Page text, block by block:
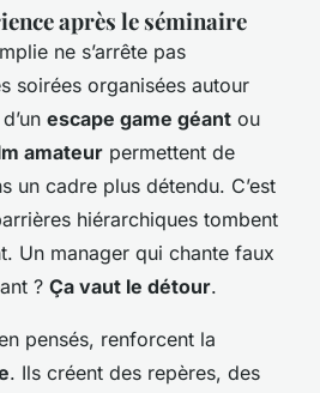
après le séminaire
ne s’arrête pas
soirées organisées autour
escape game géant ou
amateur permettent de
un cadre plus détendu. C’est
hiérarchiques tombent
Un manager qui chante faux
? Ça vaut le détour.
pensés, renforcent la
. Ils créent des repères, des